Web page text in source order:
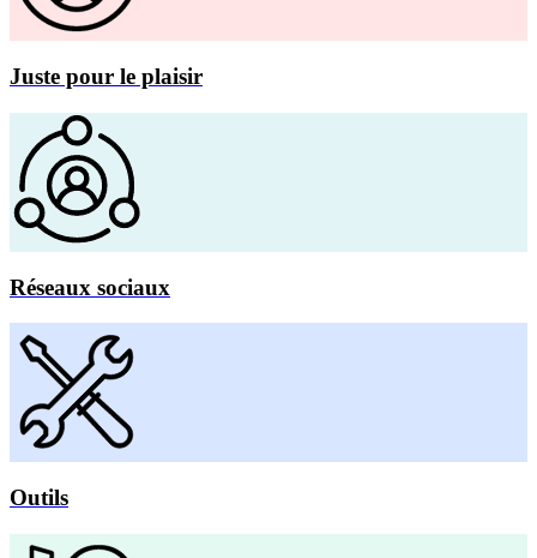
Juste pour le plaisir
Réseaux sociaux
Outils